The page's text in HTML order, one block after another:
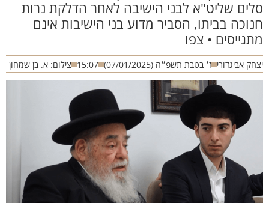
שליט"א לבני הישיבה לאחר הדלקת נרות
בביתו, הסביר מדוע בני הישיבות אינם
• צפו
אביגדורי ז׳ בטבת תשפ״ה (07/01/2025) 15:07 צילום: א. בן שמחון